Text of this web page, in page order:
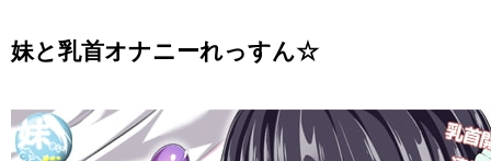
妹と乳首オナニーれっすん☆